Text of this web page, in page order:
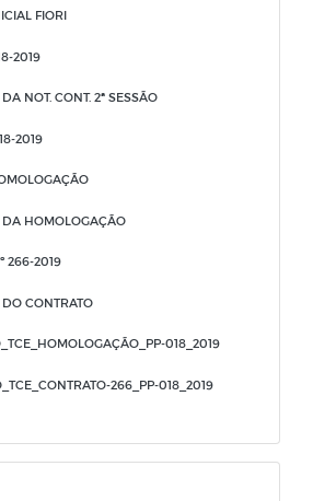
FIORI
2019
NOT. CONT. 2ª SESSÃO
2019
DA HOMOLOGAÇÃO
266-2019
CONTRATO
018_2019
266_PP-018_2019